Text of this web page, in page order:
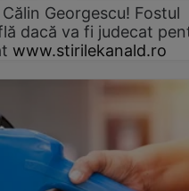
Georgescu! Fostul
dacă va fi judecat
www.stirilekanald.ro